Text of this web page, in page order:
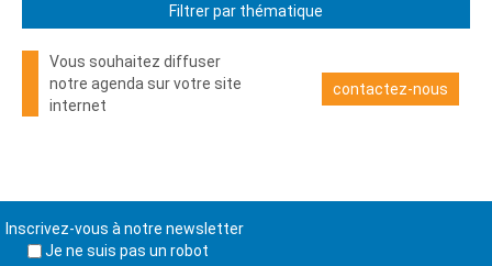
Filtrer par thématique
Vous souhaitez diffuser
notre agenda sur votre site
internet
contactez-nous
Inscrivez-vous à notre newsletter
Je ne suis pas un robot